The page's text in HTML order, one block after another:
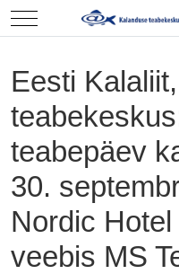
Mobile Menu Toggle
Eesti
teabepäev
30.
Nordic
veebis MS